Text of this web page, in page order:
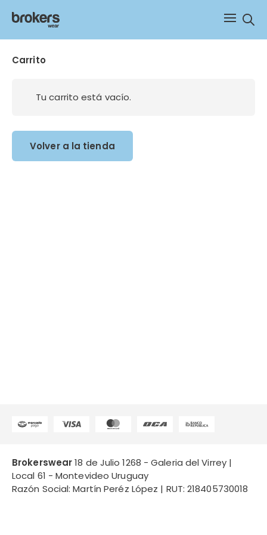
Carrito
Tu carrito está vacío.
Volver a la tienda
Brokerswear18 de Julio 1268 - Galeria del Virrey |
Local 61 - Montevideo Uruguay
Razón Social: Martín Peréz López | RUT: 218405730018